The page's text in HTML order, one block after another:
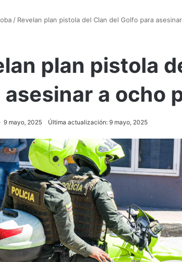
/ Revelan plan pistola del Clan del Golfo para
plan pistola
asesinar a ocho
9 mayo, 2025 Última actualización: 9 mayo, 2025